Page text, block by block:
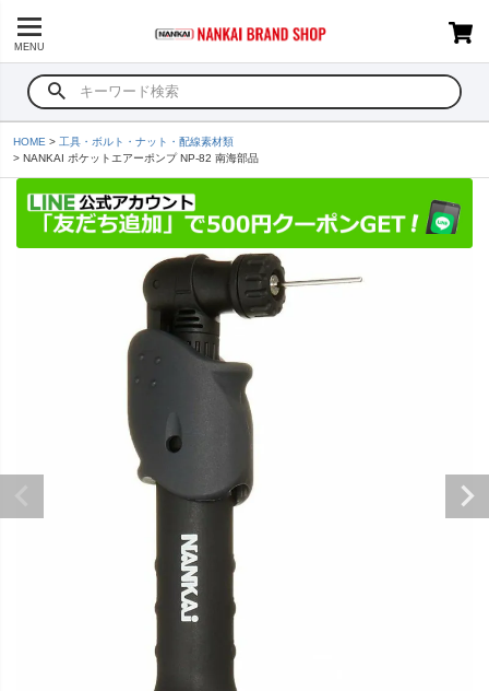
MENU
HOME
工具・ボルト・ナット・配線素材類
NANKAI ポケットエアーポンプ NP-82 南海部品